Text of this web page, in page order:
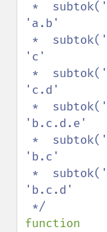
'a.b'
'c'
'c.d'
'b.c.d.e'
'b.c'
'b.c.d'